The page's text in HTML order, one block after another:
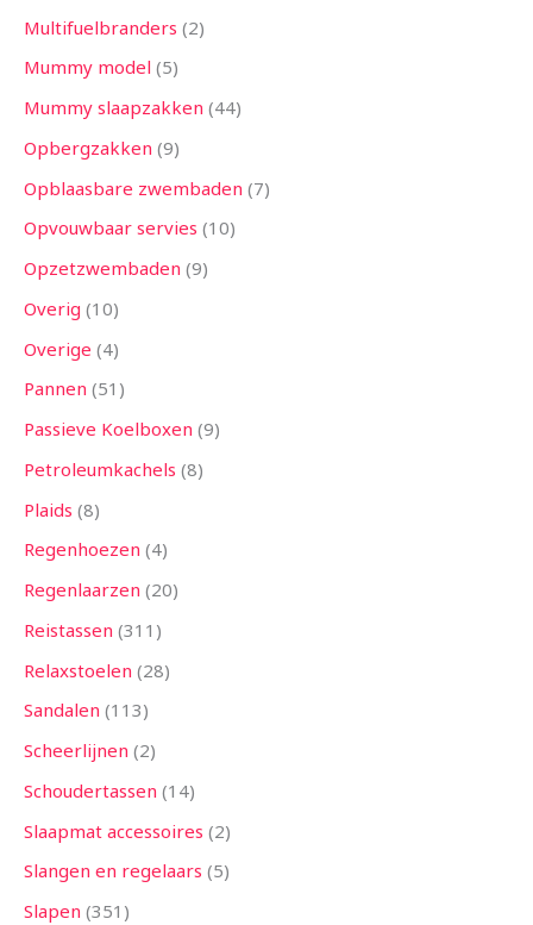
Multifuelbranders 2
Mummy model 5
Mummy slaapzakken 44
Opbergzakken 9
Opblaasbare zwembaden 7
Opvouwbaar servies 10
Opzetzwembaden 9
Overig 10
Overige 4
Pannen 51
Passieve Koelboxen 9
Petroleumkachels 8
Plaids 8
Regenhoezen 4
Regenlaarzen 20
Reistassen 311
Relaxstoelen 28
Sandalen 113
Scheerlijnen 2
Schoudertassen 14
Slaapmat accessoires 2
Slangen en regelaars 5
Slapen 351